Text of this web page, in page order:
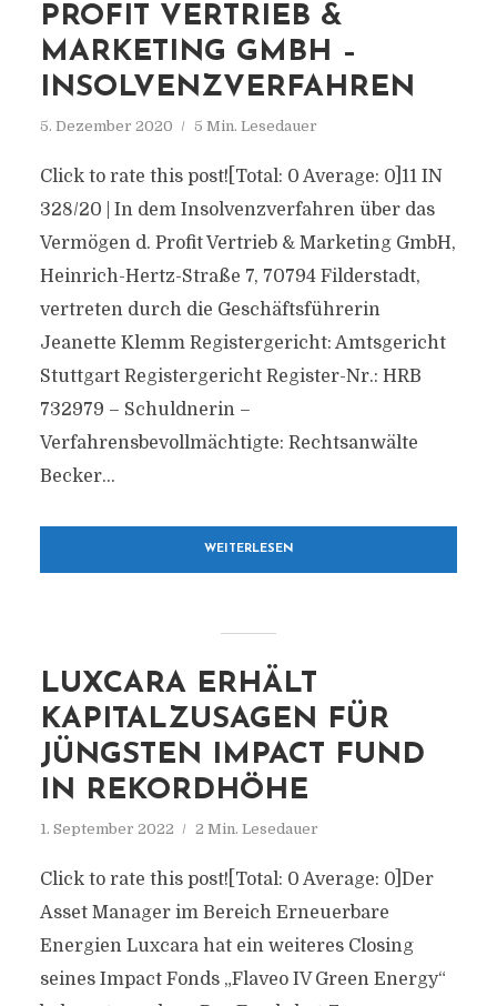
PROFIT VERTRIEB &
MARKETING GMBH –
INSOLVENZVERFAHREN
5. Dezember 2020 5 Min. Lesedauer
Click to rate this post![Total: 0 Average: 0]11 IN
328/20 | In dem Insolvenzverfahren über das
Vermögen d. Profit Vertrieb & Marketing GmbH,
Heinrich-Hertz-Straße 7, 70794 Filderstadt,
vertreten durch die Geschäftsführerin
Jeanette Klemm Registergericht: Amtsgericht
Stuttgart Registergericht Register-Nr.: HRB
732979 – Schuldnerin –
Verfahrensbevollmächtigte: Rechtsanwälte
Becker...
WEITERLESEN
LUXCARA ERHÄLT
KAPITALZUSAGEN FÜR
JÜNGSTEN IMPACT FUND
IN REKORDHÖHE
1. September 2022 2 Min. Lesedauer
Click to rate this post![Total: 0 Average: 0]Der
Asset Manager im Bereich Erneuerbare
Energien Luxcara hat ein weiteres Closing
seines Impact Fonds „Flaveo IV Green Energy“